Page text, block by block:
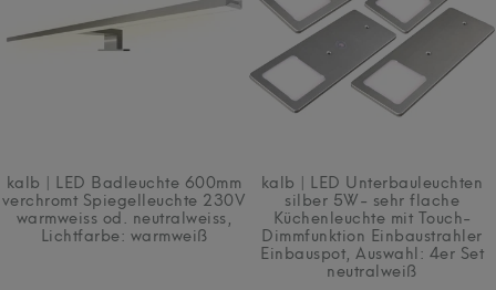
kalb | LED Badleuchte 600mm
verchromt Spiegelleuchte 230V
warmweiss od. neutralweiss
Lichtfarbe: warmweiß
kalb | LED Unterbauleuchten
silber 5W- sehr flache
Küchenleuchte mit Touch-
Dimmfunktion Einbaustrahler
Einbauspot , Auswahl: 4er Set
neutralweiß